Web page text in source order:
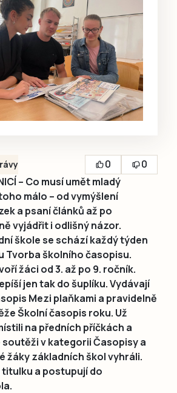
0
0
– Co musí umět mladý
málo – od vymýšlení
a psaní článků až po
vyjádřit i odlišný názor.
škole se schází každý týden
Tvorba školního časopisu.
žáci od 3. až po 9. ročník.
jen tak do šuplíku. Vydávají
Mezi plaňkami a pravidelně
Školní časopis roku. Už
na předních příčkách a
v kategorii Časopisy a
žáky základních škol vyhráli.
titulku a postupují do